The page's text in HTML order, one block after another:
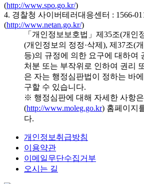
(http://www.spo.go.kr/)
4. 경찰청 사이버테러대응센터 : 1566-
(http://www.netan.go.kr/)
「개인정보보호법」제35조(개인
(개인정보의 정정·삭제), 제37조(
등)의 규정에 의한 요구에 대하여
처분 또는 부작위로 인하여 권리
은 자는 행정심판법이 정하는 바
구할 수 있습니다.
※ 행정심판에 대해 자세한 사항
(http://www.moleg.go.kr) 홈페이지
다.
개인정보취급방침
이용약관
이메일무단수집거부
오시는 길